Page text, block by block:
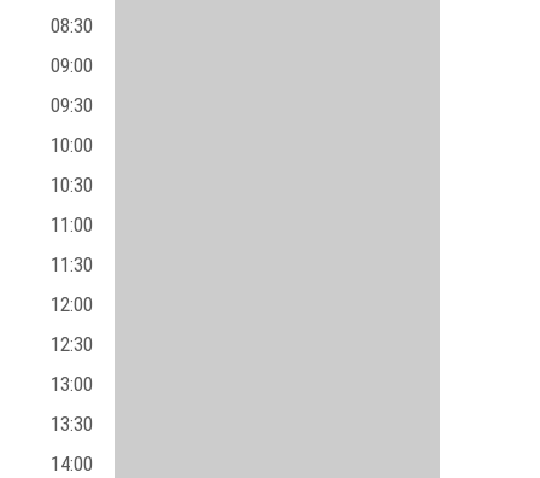
08:30
09:00
09:30
10:00
10:30
11:00
11:30
12:00
12:30
13:00
13:30
14:00